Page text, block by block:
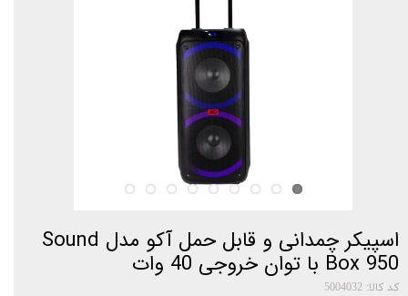
اسپیکر چمدانی و قابل حمل آکو مدل Sound
Box 950 با توان خروجی 40 وات
کد کالا: 5004032